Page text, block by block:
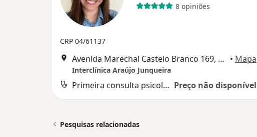
8 opiniões
CRP 04/61137
Avenida Marechal Castelo Branco 169, Mogi Guaçu • Mapa
Interclínica Araújo Junqueira
Primeira consulta psicologia Preço não disponível
Pesquisas relacionadas